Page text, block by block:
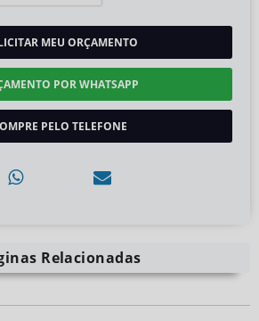
MEU ORÇAMENTO
POR WHATSAPP
PELO TELEFONE
Relacionadas